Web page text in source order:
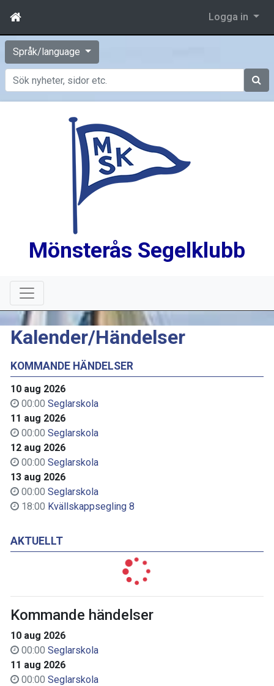
Logga in
Språk/language
Sök
Mönsterås Segelklubb
KOMMANDE HÄNDELSER
10 aug 2026
00:00 Seglarskola
11 aug 2026
00:00 Seglarskola
12 aug 2026
00:00 Seglarskola
13 aug 2026
00:00 Seglarskola
18:00 Kvällskappsegling 8
AKTUELLT
Kommande händelser
10 aug 2026
00:00 Seglarskola
11 aug 2026
00:00 Seglarskola
Kalender/Händelser